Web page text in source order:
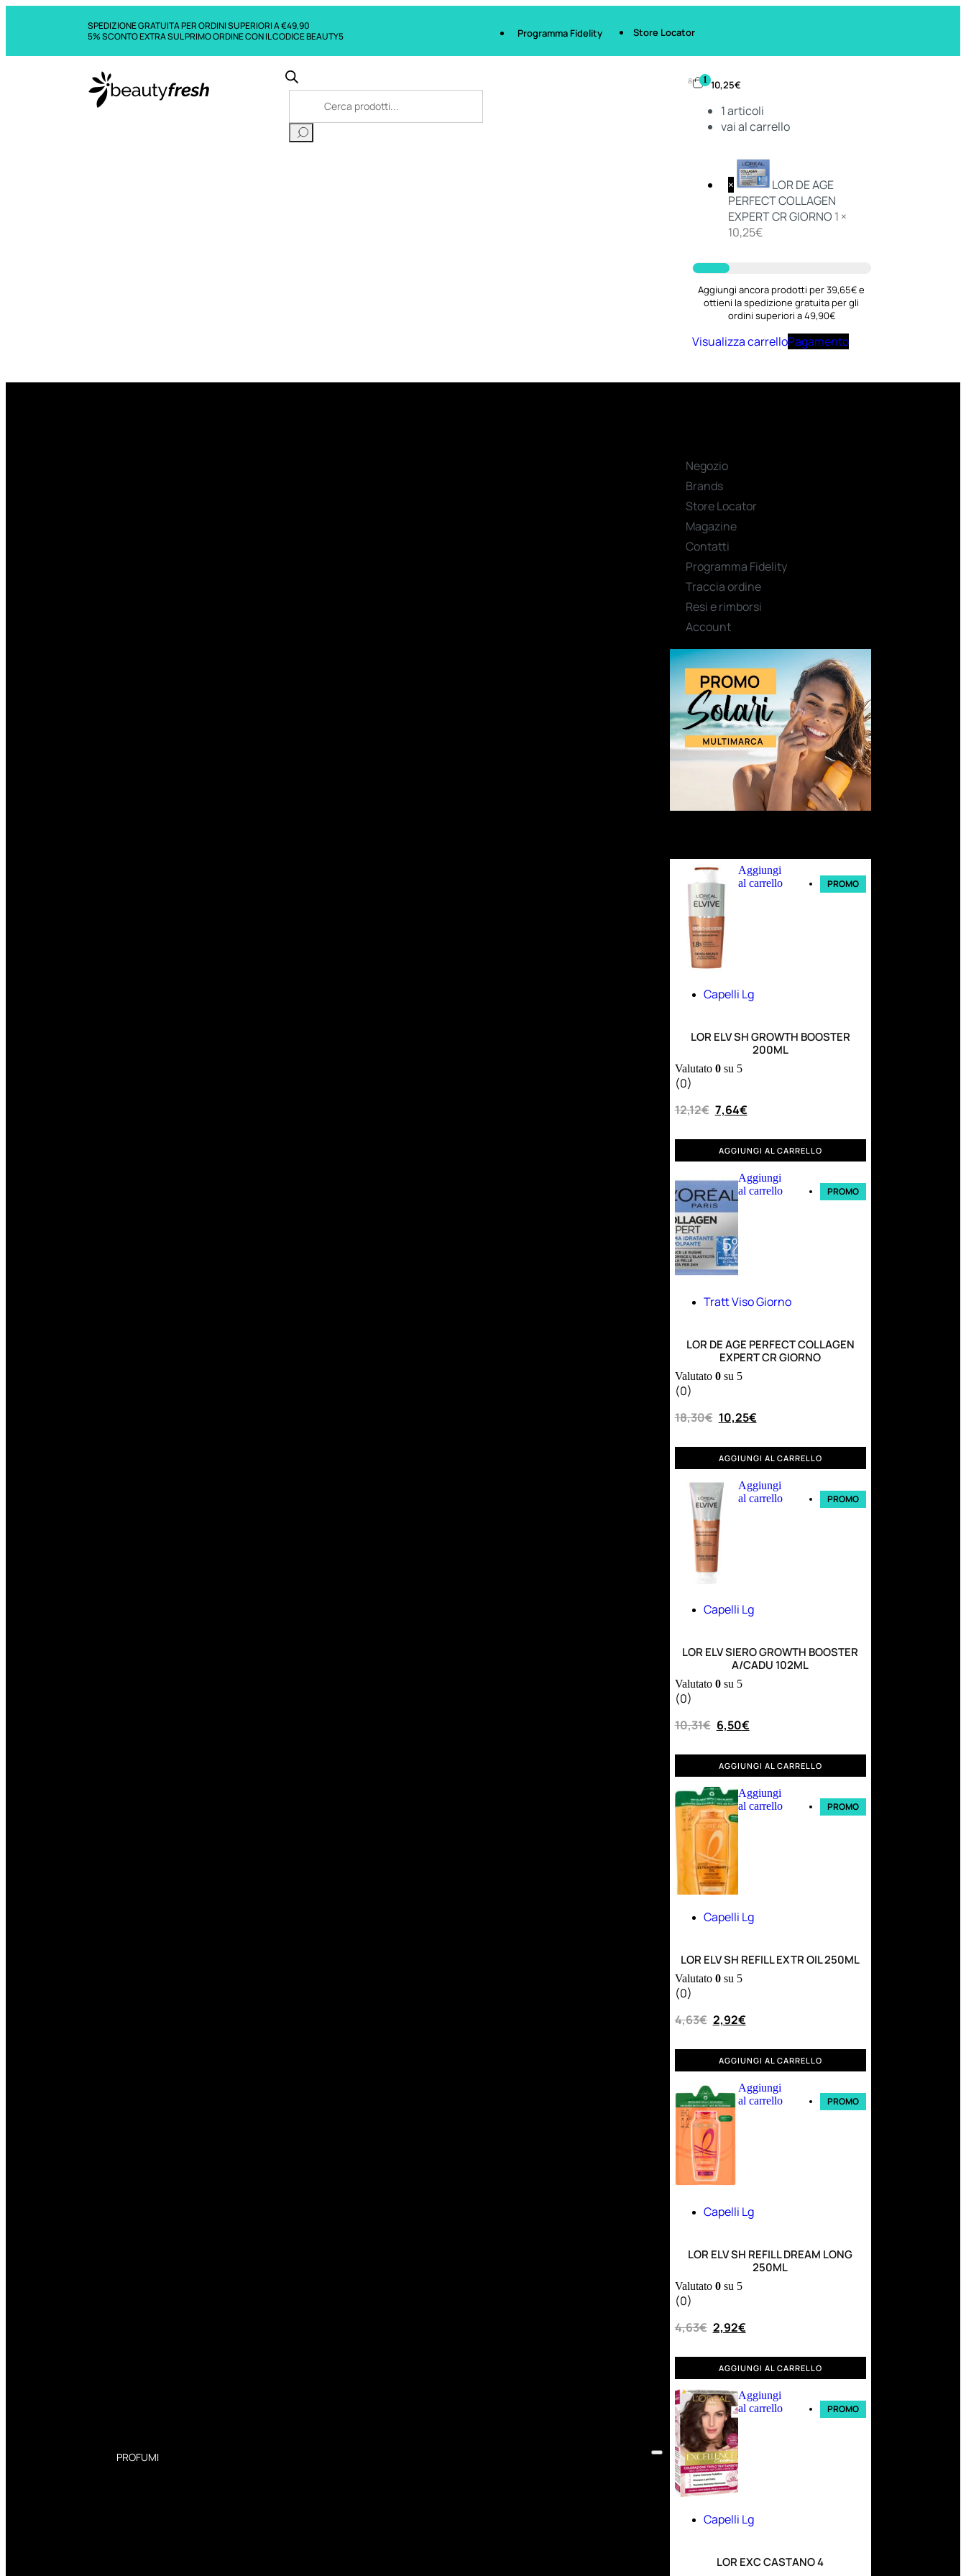
SPEDIZIONE GRATUITA PER ORDINI SUPERIORI A €49,90
5% SCONTO EXTRA SUL PRIMO ORDINE CON IL CODICE BEAUTY5
Programma Fidelity Store Locator
1 10,25€
1articoli
vai al carrello
×
LOR DE AGE
PERFECT COLLAGEN
EXPERT CR GIORNO 1 ×
10,25€
Aggiungi ancora prodotti per 39,65€ e
ottieni la spedizione gratuita per gli
ordini superiori a 49,90€
Visualizza carrelloPagamento
PROFUMI
Negozio
Brands
Store Locator
Magazine
Contatti
Programma Fidelity
Traccia ordine
Resi e rimborsi
Account
Aggiungi
al carrello
PROMO
Capelli Lg
LOR ELV SH GROWTH BOOSTER
200ML
Valutato 0su 5
(0)
12,12€ 7,64€
AGGIUNGI AL CARRELLO
Aggiungi
al carrello
PROMO
Tratt Viso Giorno
LOR DE AGE PERFECT COLLAGEN
EXPERT CR GIORNO
Valutato 0su 5
(0)
18,30€ 10,25€
AGGIUNGI AL CARRELLO
Aggiungi
al carrello
PROMO
Capelli Lg
LOR ELV SIERO GROWTH BOOSTER
A/CADU 102ML
Valutato 0su 5
(0)
10,31€ 6,50€
AGGIUNGI AL CARRELLO
Aggiungi
al carrello
PROMO
Capelli Lg
LOR ELV SH REFILL EXTR OIL 250ML
Valutato 0su 5
(0)
4,63€ 2,92€
AGGIUNGI AL CARRELLO
Aggiungi
al carrello
PROMO
Capelli Lg
LOR ELV SH REFILL DREAM LONG
250ML
Valutato 0su 5
(0)
4,63€ 2,92€
AGGIUNGI AL CARRELLO
Aggiungi
al carrello
PROMO
Capelli Lg
LOR EXC CASTANO 4